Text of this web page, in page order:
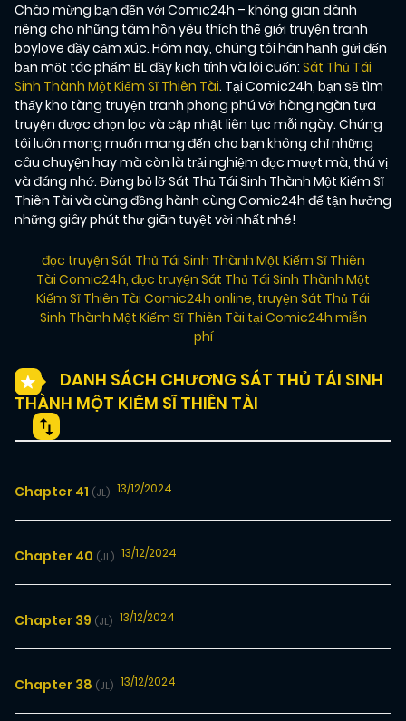
Chào mừng bạn đến với Comic24h – không gian dành
riêng cho những tâm hồn yêu thích thế giới truyện tranh
boylove đầy cảm xúc. Hôm nay, chúng tôi hân hạnh gửi đến
bạn một tác phẩm BL đầy kịch tính và lôi cuốn: Sát Thủ Tái
Sinh Thành Một Kiếm Sĩ Thiên Tài. Tại Comic24h, bạn sẽ tìm
thấy kho tàng truyện tranh phong phú với hàng ngàn tựa
truyện được chọn lọc và cập nhật liên tục mỗi ngày. Chúng
tôi luôn mong muốn mang đến cho bạn không chỉ những
câu chuyện hay mà còn là trải nghiệm đọc mượt mà, thú vị
và đáng nhớ. Đừng bỏ lỡ Sát Thủ Tái Sinh Thành Một Kiếm Sĩ
Thiên Tài và cùng đồng hành cùng Comic24h để tận hưởng
những giây phút thư giãn tuyệt vời nhất nhé!
đọc truyện Sát Thủ Tái Sinh Thành Một Kiếm Sĩ Thiên
Tài Comic24h, đọc truyện Sát Thủ Tái Sinh Thành Một
Kiếm Sĩ Thiên Tài Comic24h online, truyện Sát Thủ Tái
Sinh Thành Một Kiếm Sĩ Thiên Tài tại Comic24h miễn
phí
DANH SÁCH CHƯƠNG SÁT THỦ TÁI SINH
THÀNH MỘT KIẾM SĨ THIÊN TÀI
Chapter 41 (JL) 13/12/2024
Chapter 40 (JL) 13/12/2024
Chapter 39 (JL) 13/12/2024
Chapter 38 (JL) 13/12/2024